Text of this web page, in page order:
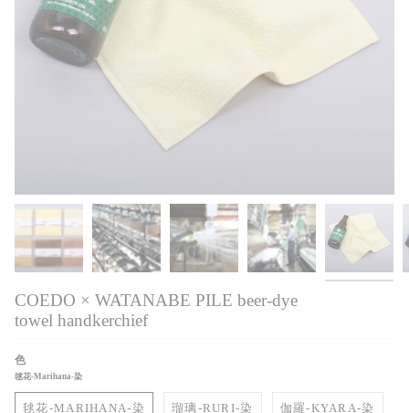
COEDO × WATANABE PILE beer-dye
towel handkerchief
色
毬花-Marihana-染
毬花-MARIHANA-染 瑠璃-RURI-染 伽羅-KYARA-染